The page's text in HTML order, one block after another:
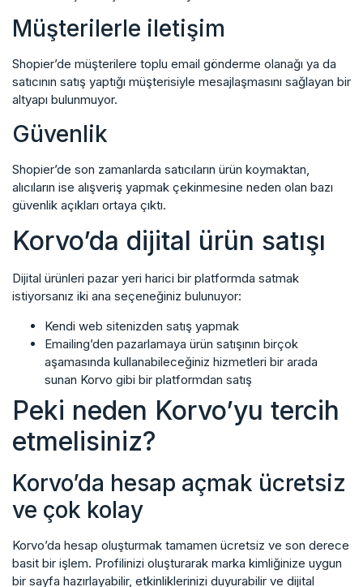
Müşterilerle iletişim
Shopier’de müşterilere toplu email gönderme olanağı ya da
satıcının satış yaptığı müşterisiyle mesajlaşmasını sağlayan bir
altyapı bulunmuyor.
Güvenlik
Shopier’de son zamanlarda satıcıların ürün koymaktan,
alıcıların ise alışveriş yapmak çekinmesine neden olan bazı
güvenlik açıkları ortaya çıktı.
Korvo’da dijital ürün satışı
Dijital ürünleri pazar yeri harici bir platformda satmak
istiyorsanız iki ana seçeneğiniz bulunuyor:
Kendi web sitenizden satış yapmak
Emailing’den pazarlamaya ürün satışının birçok
aşamasında kullanabileceğiniz hizmetleri bir arada
sunan Korvo gibi bir platformdan satış
Peki neden Korvo’yu tercih
etmelisiniz?
Korvo’da hesap açmak ücretsiz
ve çok kolay
Korvo’da hesap oluşturmak tamamen ücretsiz ve son derece
basit bir işlem. Profilinizi oluşturarak marka kimliğinize uygun
bir sayfa hazırlayabilir, etkinliklerinizi duyurabilir ve dijital